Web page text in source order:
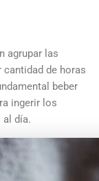
agrupar las
de horas
beber
ingerir los
al día.